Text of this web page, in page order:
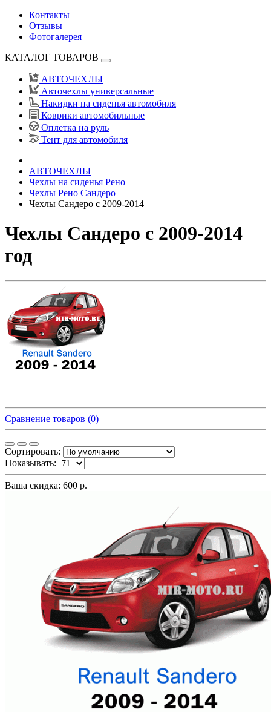
Контакты
Отзывы
Фотогалерея
КАТАЛОГ ТОВАРОВ
АВТОЧЕХЛЫ
Авточехлы универсальные
Накидки на сиденья автомобиля
Коврики автомобильные
Оплетка на руль
Тент для автомобиля
АВТОЧЕХЛЫ
Чехлы на сиденья Рено
Чехлы Рено Сандеро
Чехлы Сандеро с 2009-2014
Чехлы Сандеро с 2009-2014
год
Сравнение товаров (0)
Сортировать:
Показывать:
Ваша скидка: 600 р.